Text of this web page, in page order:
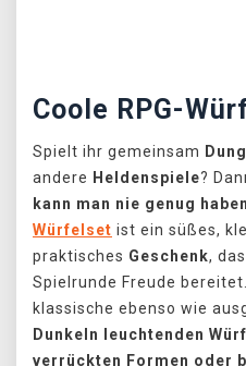
Coole RPG-
Spielt ihr gemeinsam
andere Heldenspiele?
kann man nie genug haben
Würfelset ist ein süßes,
praktisches Geschenk,
Spielrunde Freude
klassische ebenso wie
Dunkeln leuchtenden
verrückten Formen oder